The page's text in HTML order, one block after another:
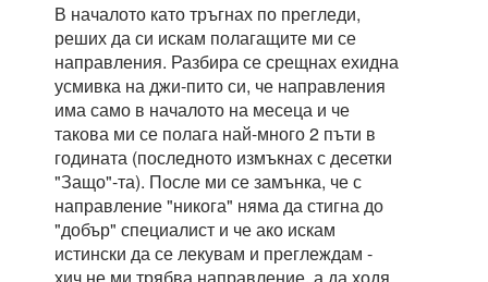
В началото като тръгнах по прегледи,
реших да си искам полагащите ми се
направления. Разбира се срещнах ехидна
усмивка на джи-пито си, че направления
има само в началото на месеца и че
такова ми се полага най-много 2 пъти в
годината (последното измъкнах с десетки
"Защо"-та). После ми се замънка, че с
направление "никога" няма да стигна до
"добър" специалист и че ако искам
истински да се лекувам и преглеждам -